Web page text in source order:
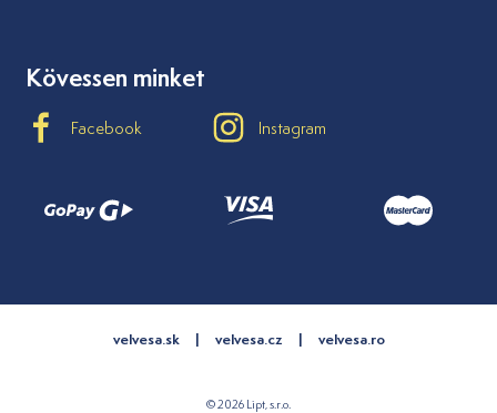
Kövessen minket
Facebook Instagram
© 2026 Lipt, s.r.o.
velvesa.sk velvesa.cz velvesa.ro